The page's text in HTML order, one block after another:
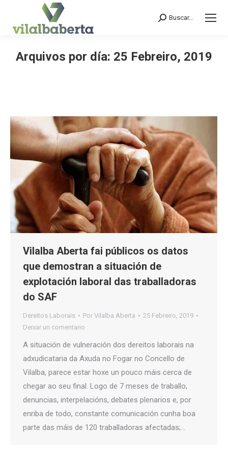
Search:
Buscar...
Arquivos por día: 25 Febreiro, 2019
Vilalba Aberta fai públicos os datos
que demostran a situación de
explotación laboral das traballadoras
do SAF
Dereitos Laborais Por Vilalba Aberta
25 Febreiro, 2019
Deixar un comentario
A situación de vulneración dos dereitos laborais na
adxudicataria da Axuda no Fogar no Concello de
Vilalba, parece estar hoxe un pouco máis cerca de
chegar ao seu final. Logo de 7 meses de traballo,
denuncias, interpelacións, debates plenarios e, por
enriba de todo, constante comunicación cunha boa
parte das máis de 120 traballadoras afectadas;…